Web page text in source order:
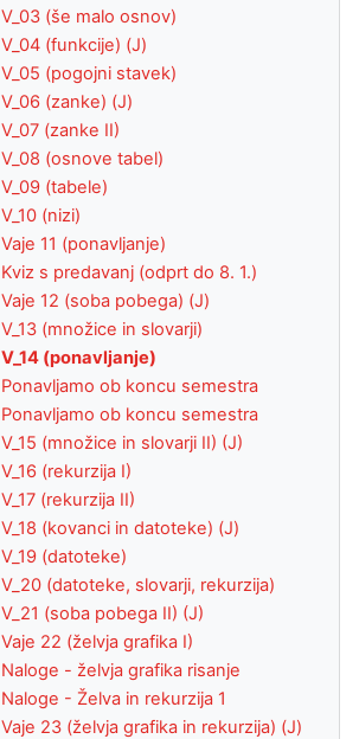
V_03 (še malo osnov)
V_04 (funkcije) (J)
V_05 (pogojni stavek)
V_06 (zanke) (J)
V_07 (zanke II)
V_08 (osnove tabel)
V_09 (tabele)
V_10 (nizi)
Vaje 11 (ponavljanje)
Kviz s predavanj (odprt do 8. 1.)
Vaje 12 (soba pobega) (J)
V_13 (množice in slovarji)
V_14 (ponavljanje)
Ponavljamo ob koncu semestra
Ponavljamo ob koncu semestra
V_15 (množice in slovarji II) (J)
V_16 (rekurzija I)
V_17 (rekurzija II)
V_18 (kovanci in datoteke) (J)
V_19 (datoteke)
V_20 (datoteke, slovarji, rekurzija)
V_21 (soba pobega II) (J)
Vaje 22 (želvja grafika I)
Naloge - želvja grafika risanje
Naloge - Želva in rekurzija 1
Vaje 23 (želvja grafika in rekurzija) (J)